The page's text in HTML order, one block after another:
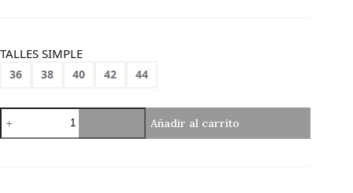
TALLES SIMPLE
36 38 40 42 44
M-
74
Añadir al carrito